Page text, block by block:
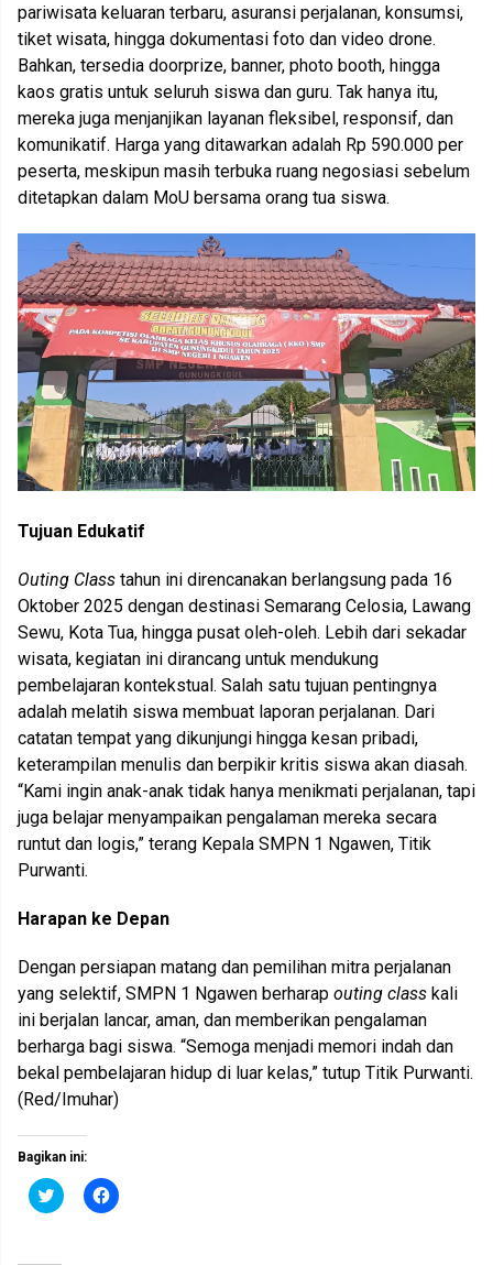
pariwisata keluaran terbaru, asuransi perjalanan, konsumsi,
tiket wisata, hingga dokumentasi foto dan video drone.
Bahkan, tersedia doorprize, banner, photo booth, hingga
kaos gratis untuk seluruh siswa dan guru. Tak hanya itu,
mereka juga menjanjikan layanan fleksibel, responsif, dan
komunikatif. Harga yang ditawarkan adalah Rp 590.000 per
peserta, meskipun masih terbuka ruang negosiasi sebelum
ditetapkan dalam MoU bersama orang tua siswa.
Tujuan Edukatif
Outing Class tahun ini direncanakan berlangsung pada 16
Oktober 2025 dengan destinasi Semarang Celosia, Lawang
Sewu, Kota Tua, hingga pusat oleh-oleh. Lebih dari sekadar
wisata, kegiatan ini dirancang untuk mendukung
pembelajaran kontekstual. Salah satu tujuan pentingnya
adalah melatih siswa membuat laporan perjalanan. Dari
catatan tempat yang dikunjungi hingga kesan pribadi,
keterampilan menulis dan berpikir kritis siswa akan diasah.
“Kami ingin anak-anak tidak hanya menikmati perjalanan, tapi
juga belajar menyampaikan pengalaman mereka secara
runtut dan logis,” terang Kepala SMPN 1 Ngawen, Titik
Purwanti.
Harapan ke Depan
Dengan persiapan matang dan pemilihan mitra perjalanan
yang selektif, SMPN 1 Ngawen berharap outing class kali
ini berjalan lancar, aman, dan memberikan pengalaman
berharga bagi siswa. “Semoga menjadi memori indah dan
bekal pembelajaran hidup di luar kelas,” tutup Titik Purwanti.
(Red/Imuhar)
Bagikan ini:
K
l
K
l